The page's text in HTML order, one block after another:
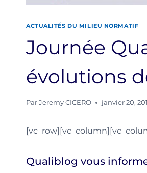
ACTUALITÉS DU MILIEU NORMATIF
Journée
évolutions
Par Jeremy CICERO janvier 20,
Qualiblog vous